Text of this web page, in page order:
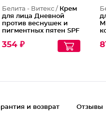
Белита - Витекс / Крем
для лица Дневной
против веснушек и
пигментных пятен SPF
354 ₽
и возврат Отзывы